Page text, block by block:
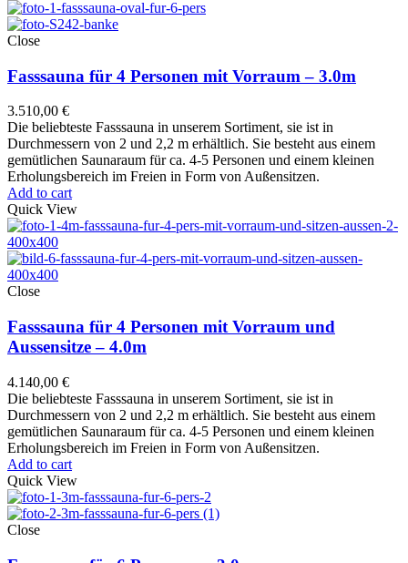
Close
Fasssauna für 4 Personen mit Vorraum – 3.0m
3.510,00 €
Die beliebteste Fasssauna in unserem Sortiment, sie ist in
Durchmessern von 2 und 2,2 m erhältlich. Sie besteht aus einem
gemütlichen Saunaraum für ca. 4-5 Personen und einem kleinen
Erholungsbereich im Freien in Form von Außensitzen.
Add to cart
Quick View
Close
Fasssauna für 4 Personen mit Vorraum und
Aussensitze – 4.0m
4.140,00 €
Die beliebteste Fasssauna in unserem Sortiment, sie ist in
Durchmessern von 2 und 2,2 m erhältlich. Sie besteht aus einem
gemütlichen Saunaraum für ca. 4-5 Personen und einem kleinen
Erholungsbereich im Freien in Form von Außensitzen.
Add to cart
Quick View
Close